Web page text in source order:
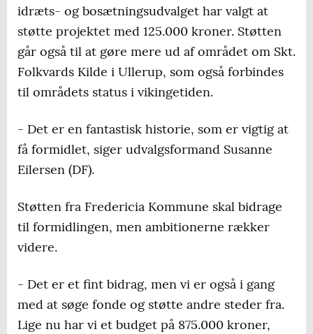
idræts- og bosætningsudvalget har valgt at
støtte projektet med 125.000 kroner. Støtten
går også til at gøre mere ud af området om Skt.
Folkvards Kilde i Ullerup, som også forbindes
til områdets status i vikingetiden.
- Det er en fantastisk historie, som er vigtig at
få formidlet, siger udvalgsformand Susanne
Eilersen (DF).
Støtten fra Fredericia Kommune skal bidrage
til formidlingen, men ambitionerne rækker
videre.
- Det er et fint bidrag, men vi er også i gang
med at søge fonde og støtte andre steder fra.
Lige nu har vi et budget på 875.000 kroner,